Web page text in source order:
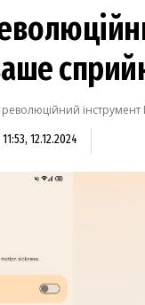
революційний
11:53, 12.12.2024